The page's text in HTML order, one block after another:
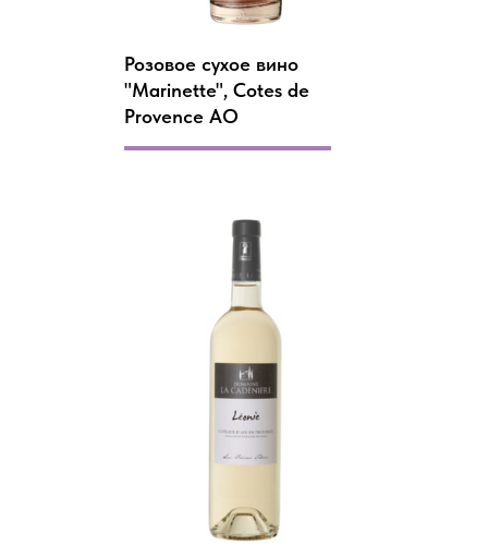
Розовое сухое вино
"Marinette", Cotes de
Provence AO